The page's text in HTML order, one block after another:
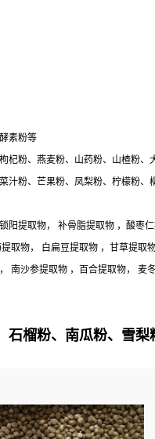
素粉等
粉、燕麦粉、山药粉、山楂粉
粉、芒果粉、凤梨粉、柠檬粉
提取物， 补骨脂提取物 ，酸
取物， 白扁豆提取物 ，甘草提
南沙参提取物 ，百合提取物，
榴粉、南瓜粉、雪